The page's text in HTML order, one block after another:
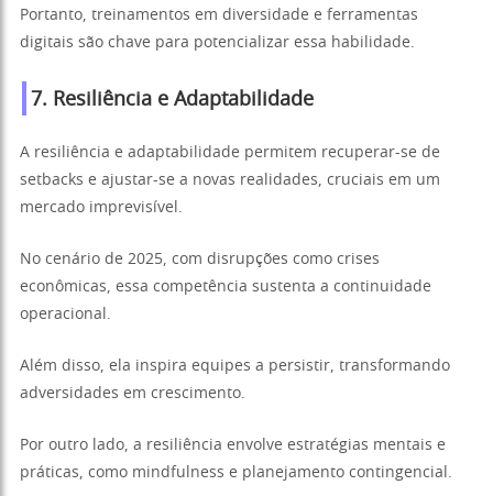
Portanto, treinamentos em diversidade e ferramentas
digitais são chave para potencializar essa habilidade.
7. Resiliência e Adaptabilidade
A resiliência e adaptabilidade permitem recuperar-se de
setbacks e ajustar-se a novas realidades, cruciais em um
mercado imprevisível.
No cenário de 2025, com disrupções como crises
econômicas, essa competência sustenta a continuidade
operacional.
Além disso, ela inspira equipes a persistir, transformando
adversidades em crescimento.
Por outro lado, a resiliência envolve estratégias mentais e
práticas, como mindfulness e planejamento contingencial.